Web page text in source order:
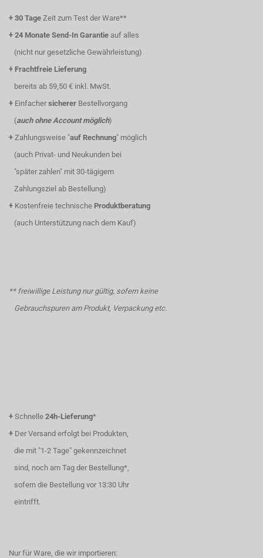
+ 30 Tage Zeit zum Test der Ware**
+ 24 Monate Send-In Garantie auf alles
(nicht nur gesetzliche Gewährleistung)
+ Frachtfreie Lieferung
bereits ab 59,50 € inkl. MwSt.
+ Einfacher sicherer Bestellvorgang
(auch ohne Account möglich)
+ Zahlungsweise "auf Rechnung" möglich
(auch Privat- und Neukunden bei
"später zahlen" mit 30-tägigem
Zahlungsziel ab Bestellung)
+ Kostenfreie technische Produktberatung
(auch Unterstützung nach dem Kauf)
** freiwillige Leistung nur gültig, sofern keine
Gebrauchspuren am Produkt, Verpackung etc.
+ Schnelle 24h-Lieferung*
+ Der Versand erfolgt bei Produkten,
die mit "1-2 Tage" gekennzeichnet
sind, noch am Tag der Bestellung*,
sofern die Bestellung vor 13:30 Uhr
eintrifft.
Nur für Ware, die wir importieren: